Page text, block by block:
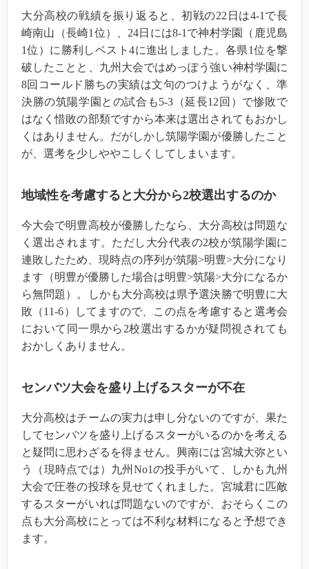
大分高校の戦績を振り返ると、初戦の22日は4-1で長
崎南山（長崎1位）、24日には8-1で神村学園（鹿児島
1位）に勝利しベスト4に進出しました。各県1位を撃
破したことと、九州大会ではめっぽう強い神村学園に
8回コールド勝ちの実績は文句のつけようがなく、準
決勝の筑陽学園との試合も5-3（延長12回）で惨敗で
はなく惜敗の部類ですから本来は選出されてもおかし
くはありません。だがしかし筑陽学園が優勝したこと
が、選考を少しややこしくしてしまいます。
地域性を考慮すると大分から2校選出するのか
今大会で明豊高校が優勝したなら、大分高校は問題な
く選出されます。ただし大分代表の2校が筑陽学園に
連敗したため、現時点の序列が筑陽>明豊>大分になり
ます（明豊が優勝した場合は明豊>筑陽>大分になるか
ら無問題）。しかも大分高校は県予選決勝で明豊に大
敗（11-6）してますので、この点を考慮すると選考会
において同一県から2校選出するかが疑問視されても
おかしくありません。
センバツ大会を盛り上げるスターが不在
大分高校はチームの実力は申し分ないのですが、果た
してセンバツを盛り上げるスターがいるのかを考える
と疑問に思わざるを得ません。興南には宮城大弥とい
う（現時点では）九州No1の投手がいて、しかも九州
大会で圧巻の投球を見せてくれました。宮城君に匹敵
するスターがいれば問題ないのですが、おそらくこの
点も大分高校にとっては不利な材料になると予想でき
ます。